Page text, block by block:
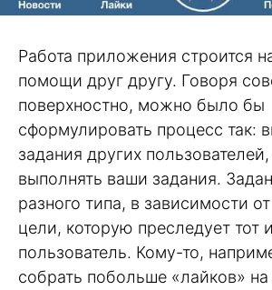
Работа приложения строится
помощи друг другу. Говоря
поверхностно, можно было бы
сформулировать процесс так:
задания других
выполнять ваши задания.
разного типа, в зависимости
цели, которую преследует тот
пользователь. Кому-то,
собрать побольше «лайков»